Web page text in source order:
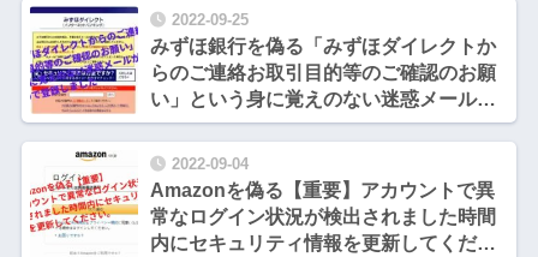
2022-09-25
みずほ銀行を偽る「みずほダイレクトか
らのご連絡お取引目的等のご確認のお願
い」という身に覚えのない迷惑メールが
届いたので登録しました
2022-09-04
Amazonを偽る【重要】アカウントで異
常なログイン状況が検出されました時間
内にセキュリティ情報を更新してくださ